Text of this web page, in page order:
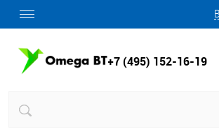
+7 (495) 152-16-19